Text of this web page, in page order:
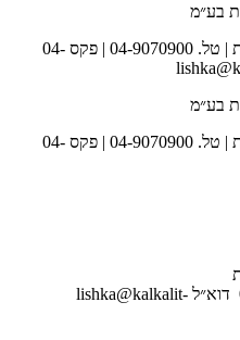
בע״מ
ת.ד 52, רח' בן גוריון 11, חצור הגלילית | טל. 04-9070900 | פקס 04-
בע״מ
ת.ד 52, רח' בן גוריון 11, חצור הגלילית | טל. 04-9070900 | פקס 04-
טל. 04-9070900 | פקס 04-9070904 דוא״ל lishka@kalkalit-